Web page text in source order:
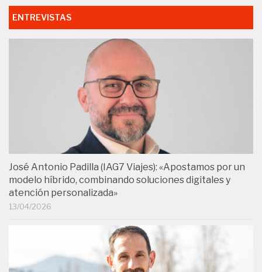
ENTREVISTAS
José Antonio Padilla (IAG7 Viajes): «Apostamos por un
modelo híbrido, combinando soluciones digitales y
atención personalizada»
13/04/2026